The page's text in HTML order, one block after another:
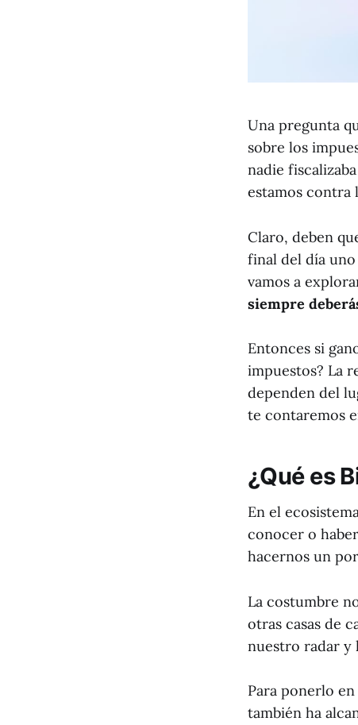
Una pregunta
sobre los
nadie
estamos contra
Claro, deben
final del día
vamos a
siempre
Entonces si
impuestos? La
dependen del
te contaremos
¿Qué es
En el
conocer o
hacernos un
La costumbre
otras casas de
nuestro radar y
Para ponerlo
también ha